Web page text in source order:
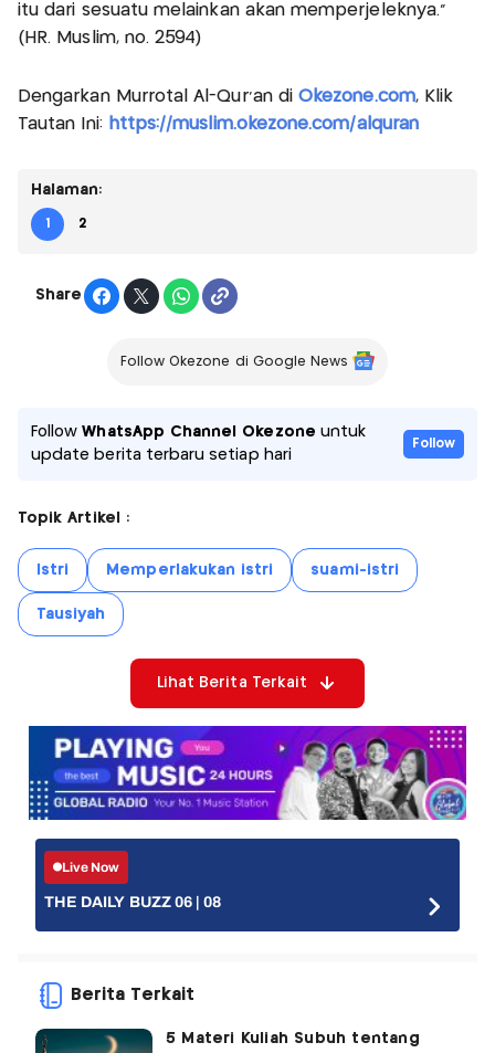
itu dari sesuatu melainkan akan memperjeleknya.”
(HR. Muslim, no. 2594)
Dengarkan Murrotal Al-Qur'an diOkezone.com, Klik
Tautan Ini: https://muslim.okezone.com/alquran
Halaman:
1 2
Share
Follow Okezone di Google News
FollowWhatsApp Channel Okezone untuk
update berita terbaru setiap hari
Follow
Topik Artikel :
Istri Memperlakukan istri suami-istri
Tausiyah
Lihat Berita Terkait
Live Now
THE DAILY BUZZ 06 | 08
Berita Terkait
5 Materi Kuliah Subuh tentang